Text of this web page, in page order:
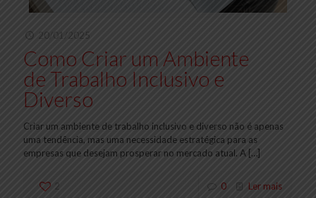
20/01/2025
Como Criar um Ambiente
de Trabalho Inclusivo e
Diverso
Criar um ambiente de trabalho inclusivo e diverso não é apenas
uma tendência, mas uma necessidade estratégica para as
empresas que desejam prosperar no mercado atual. A […]
2 0 Ler mais